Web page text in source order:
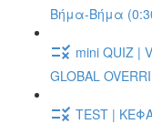
Βήμα-Βήμα
mini QUIZ |
GLOBAL
TEST |